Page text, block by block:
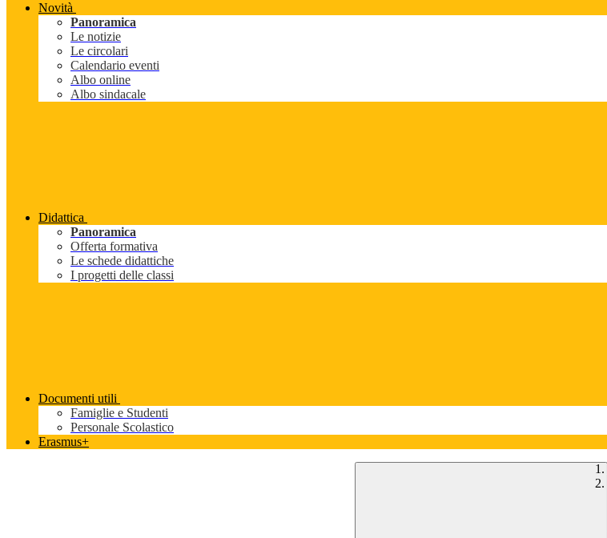
Novità
Panoramica
Le notizie
Le circolari
Calendario eventi
Albo online
Albo sindacale
Didattica
Panoramica
Offerta formativa
Le schede didattiche
I progetti delle classi
Documenti utili
Famiglie e Studenti
Personale Scolastico
Erasmus+